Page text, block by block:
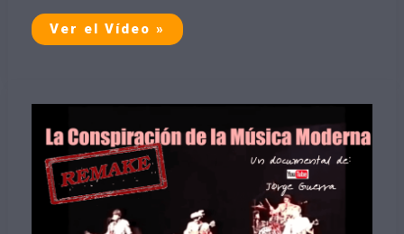
La
Farmafia:
la
Farmacéutica
y
sus
Secretos
Ver el Vídeo »